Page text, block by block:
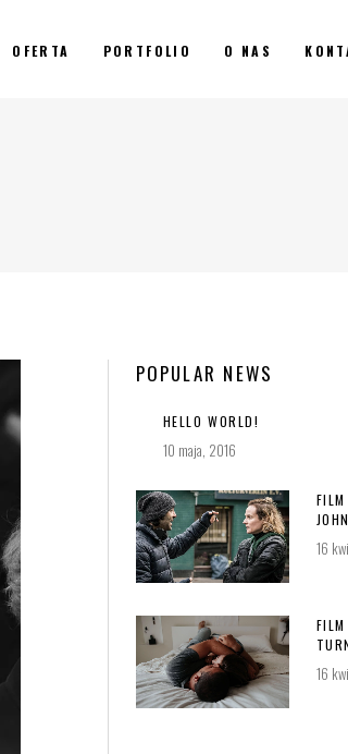
OFERTA PORTFOLIO O NAS
POPULAR NEWS
HELLO WORLD!
10 maja, 2016
16
FILM
16